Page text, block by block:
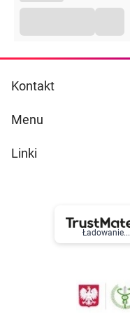
Kontakt
Menu
Linki
Ładowanie...